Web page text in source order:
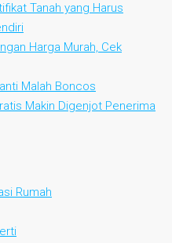
Tanah yang Harus
Harga Murah, Cek
Malah Boncos
Makin Digenjot Penerima
Rumah